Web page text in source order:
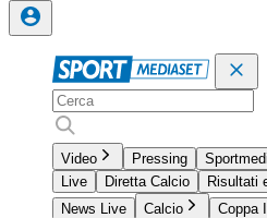
Video Pressing
Live
Diretta Calcio
Risultati
News Live
Calcio Coppa